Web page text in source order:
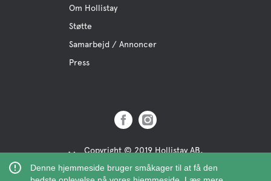
Denne hjemmeside bruger småkager til at få den
Om Hollistay
Støtte
Samarbejd / Annoncer
Press
Copyright © 2019 Hollistay AB,
Org.Nr: 559121-9463